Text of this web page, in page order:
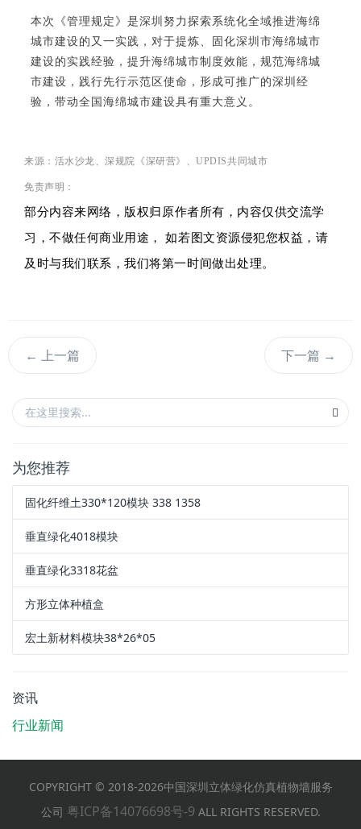
本次《管理规定》是深圳努力探索系统化全域推进海绵
城市建设的又一实践，对于提炼、固化深圳市海绵城市
建设的实践经验，提升海绵城市制度效能，规范海绵城
市建设，践行先行示范区使命，形成可推广的深圳经
验，带动全国海绵城市建设具有重大意义。
来源： 活水沙龙、深规院《深研营》、UPDIS共同城市
免责声明：
部分内容来网络 ， 版权归原作者所有，内容仅供交流学
习，不做任何商业用途， 如若图文资源侵犯您权益，请
及时与我们联系，我们将第一时间做出处理。
← 上一篇 下一篇 →
为您推荐
固化纤维土330*120模块 338 1358
垂直绿化4018模块
垂直绿化3318花盆
方形立体种植盒
宏土新材料模块38*26*05
资讯
行业新闻
COPYRIGHT © 2018-2026中国深圳立体绿化仿真植物墙服务
公司 粤ICP备14076698号-9 ALL RIGHTS RESERVED.